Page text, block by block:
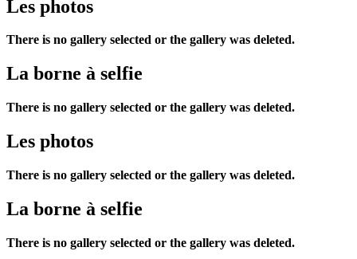
Les photos
There is no gallery selected or the gallery was deleted.
La borne à selfie
There is no gallery selected or the gallery was deleted.
Les photos
There is no gallery selected or the gallery was deleted.
La borne à selfie
There is no gallery selected or the gallery was deleted.